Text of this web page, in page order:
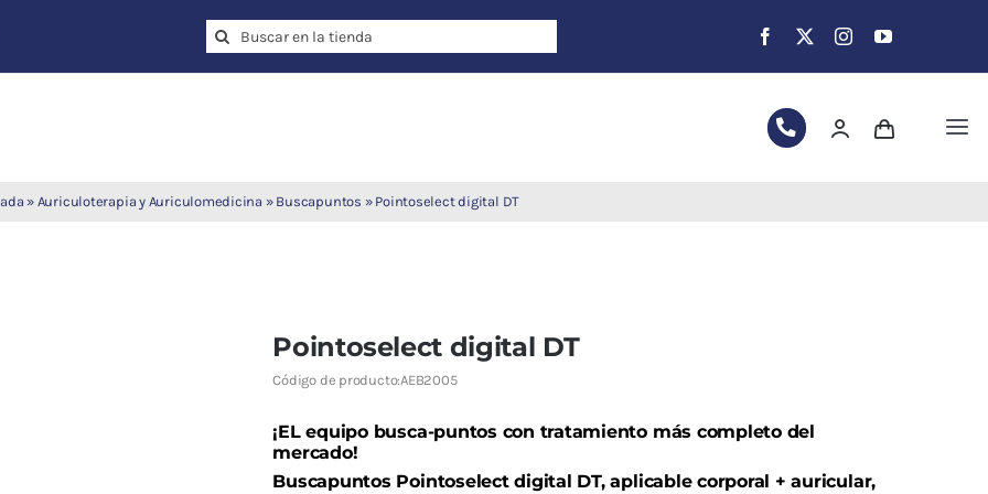
Search
» Auriculoterapia y Auriculomedicina » Buscapuntos » Pointoselect digital DT
Pointoselect digital DT
Código de producto:AEB2005
¡EL equipo busca-puntos con tratamiento más completo del
mercado!
Buscapuntos Pointoselect digital DT, aplicable corporal + auricular,